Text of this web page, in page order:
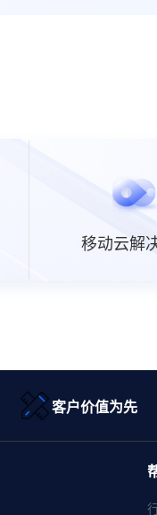
移动云解
客户价值为先